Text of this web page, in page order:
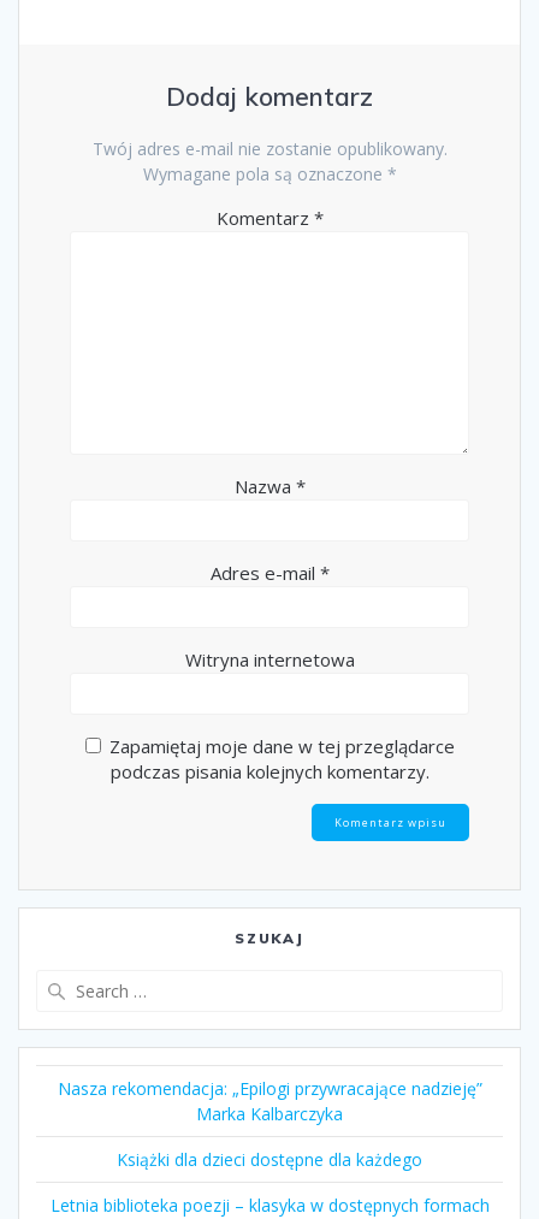
Dodaj komentarz
Twój adres e-mail nie zostanie opublikowany.
Wymagane pola są oznaczone *
Komentarz *
Nazwa *
Adres e-mail *
Witryna internetowa
Zapamiętaj moje dane w tej przeglądarce
podczas pisania kolejnych komentarzy.
SZUKAJ
Nasza rekomendacja: „Epilogi przywracające nadzieję”
Marka Kalbarczyka
Książki dla dzieci dostępne dla każdego
Letnia biblioteka poezji – klasyka w dostępnych formach